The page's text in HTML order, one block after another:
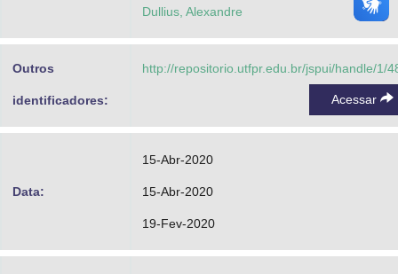
http://lattes.cnpq.br/7609744336061574
http://lattes.cnpq.br/4788942963485328
Dullius, Alexandre
Outros
identificadores:
http://repositorio.utfpr.edu.br/jspui/handle/1/
Acessar
Data:
15-Abr-2020
15-Abr-2020
19-Fev-2020